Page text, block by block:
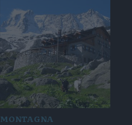
MONTAGNA